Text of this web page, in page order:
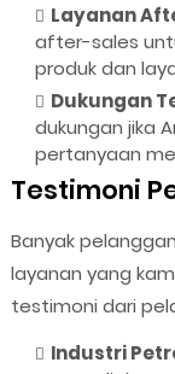
Layanan
after-sales
produk dan
Dukungan
dukungan jika
pertanyaan
Testimoni
Banyak
layanan yang
testimoni dari
Industri